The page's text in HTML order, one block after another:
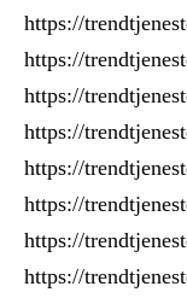
https://
https://
https://
https://
https://
https://
https://
https://